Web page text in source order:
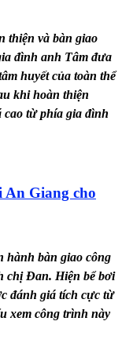
thiện và bàn giao
đình anh Tâm đưa
huyết của toàn thể
khi hoàn thiện
từ phía gia đình
Giang cho
hành bàn giao công
chị Đan. Hiện bể bơi
đánh giá tích cực từ
xem công trình này